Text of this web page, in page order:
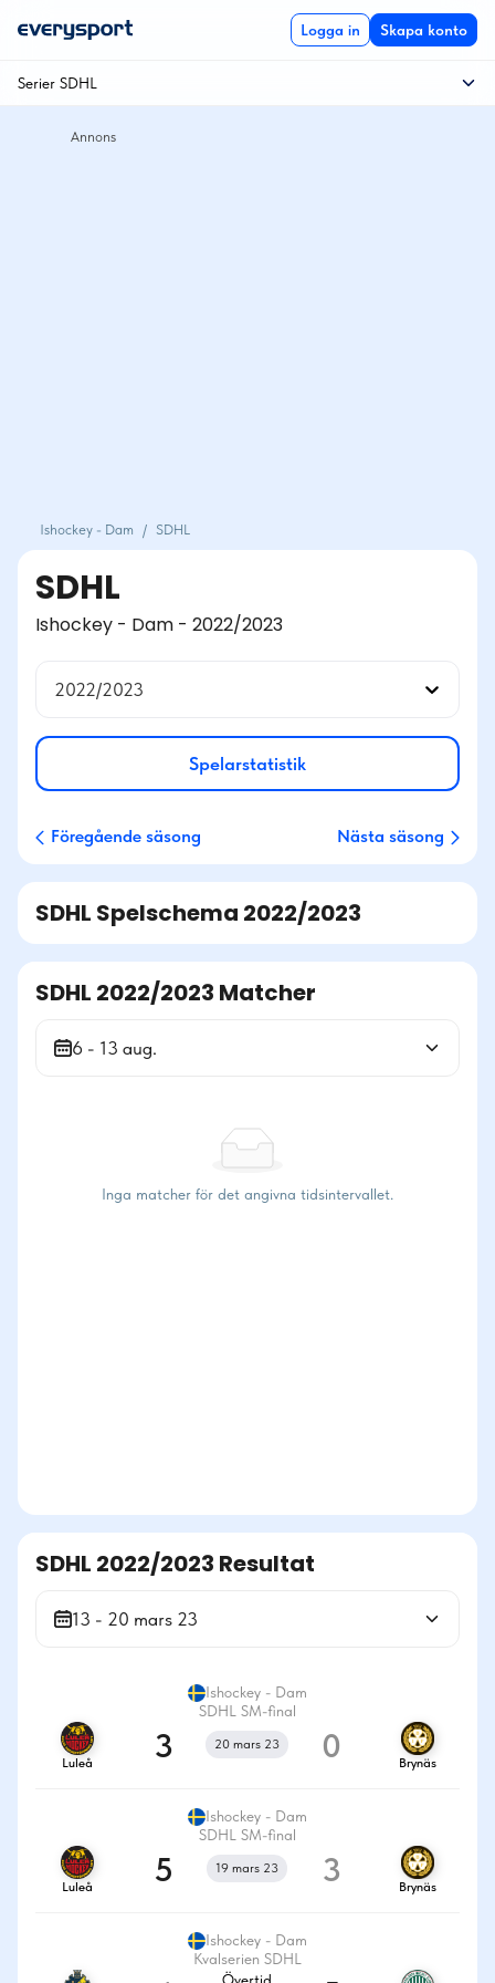
Logga in Skapa konto
Serier SDHL
Kvalserien SDHL
Ishockey - Dam / SDHL
SDHL
Ishockey - Dam - 2022/2023
2022/2023
Spelarstatistik
Föregående säsong Nästa säsong
SDHL Spelschema 2022/2023
SDHL 2022/2023 Matcher
6 - 13 aug.
Inga matcher för det angivna tidsintervallet.
SDHL 2022/2023 Resultat
13 - 20 mars 23
Ishockey - Dam
SDHL SM-final
Luleå 3 20 mars 23 0 Brynäs
Ishockey - Dam
SDHL SM-final
Luleå 5 19 mars 23 3 Brynäs
Ishockey - Dam
Kvalserien SDHL